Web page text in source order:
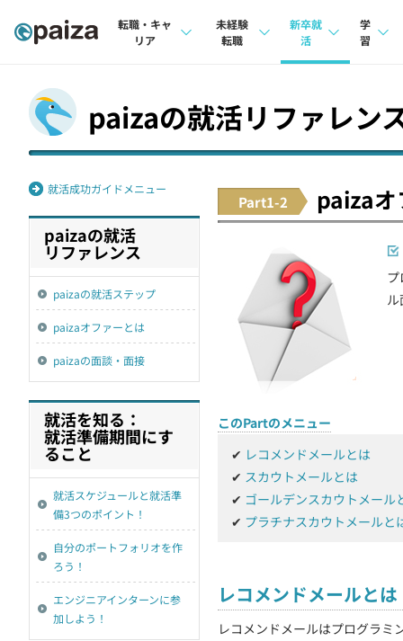
転職・キャ
リア
インタビュー
未経験
転職
インタビュー
新卒就
活
本選考
新卒エージェント
インタビュー
就活成功ガイド
学
習
問題集
ナレ
プラン
paizaの就活リファレン
Part1-2 paiza
このPartのメニュー
✔ レコメンドメールとは
✔ スカウトメールとは
✔ ゴールデンスカウトメール
✔ プラチナスカウトメールと
レコメンドメールとは
レコメンドメールはプログラミ
就活成功ガイドメニュー
paizaの就活
リファレンス
paizaの就活ステップ
paizaオファーとは
paizaの面談・面接
就活を知る：
就活準備期間にす
ること
就活スケジュールと就活準
備3つのポイント！
自分のポートフォリオを作
ろう！
エンジニアインターンに参
加しよう！